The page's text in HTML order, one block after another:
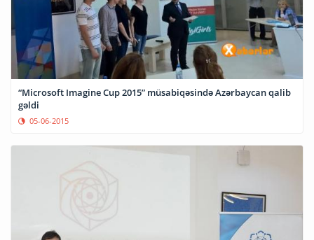
“Microsoft Imagine Cup 2015” müsabiqəsində Azərbaycan qalib
gəldi
05-06-2015